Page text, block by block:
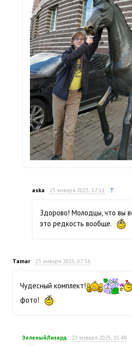
aska 23 января 2025, 17:11 ↑
Здорово! Молодцы, что вы
это редкость вообще.
Tamar 23 января 2025, 07:36
Чудесный комплект!
фото!
ЗеленыйЛизард 23 января 2025, 15:48